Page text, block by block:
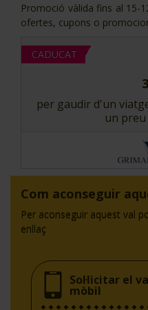
Promoció vàlida fins al 15-
ofertes, cupons o
CADUCAT
per gaudir d'un
un
Com aconseguir
Per aconseguir aquest val
enllaç
Sol·licitar el
mòbil